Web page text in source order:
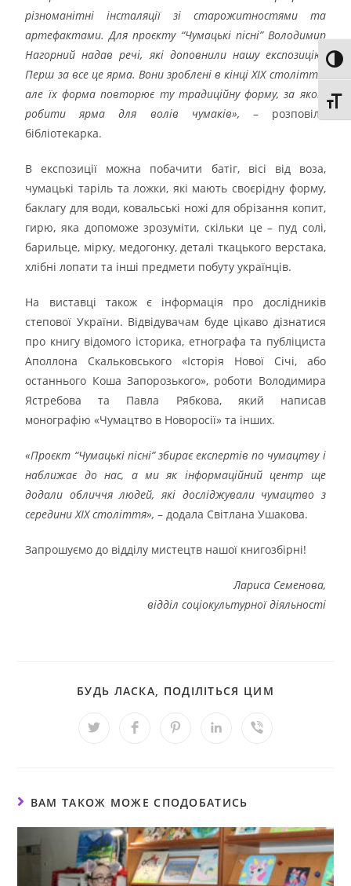
різноманітні інсталяції зі старожитностями та
артефактами. Для проєкту “Чумацькі пісні” Володимир
Нагорний надав речі, які доповнили нашу експозицію.
Перш за все це ярма. Вони зроблені в кінці ХІХ століття,
але їх форма повторює ту традиційну форму, за якою
робити ярма для волів чумаків», – розповіла
бібліотекарка.
В експозиції можна побачити батіг, вісі від воза,
чумацькі таріль та ложки, які мають своєрідну форму,
баклагу для води, ковальські ножі для обрізання копит,
гирю, яка допоможе зрозуміти, скільки це – пуд солі,
барильце, мірку, медогонку, деталі ткацького верстака,
хлібні лопати та інші предмети побуту українців.
На виставці також є інформація про дослідників
степової України. Відвідувачам буде цікаво дізнатися
про книгу відомого історика, етнографа та публіциста
Аполлона Скальковського «Історія Нової Січі, або
останнього Коша Запорозького», роботи Володимира
Ястребова та Павла Рябкова, який написав
монографію «Чумацтво в Новоросії» та інших.
«Проєкт “Чумацькі пісні” збирає експертів по чумацтву і
наближає до нас, а ми як інформаційний центр ще
додали обличчя людей, які досліджували чумацтво з
середини ХІХ століття», – додала Світлана Ушакова.
Запрошуємо до відділу мистецтв нашої книгозбірні!
Лариса Семенова,
відділ соціокультурної діяльності
БУДЬ ЛАСКА, ПОДІЛІТЬСЯ ЦИМ
ВАМ ТАКОЖ МОЖЕ СПОДОБАТИСЬ